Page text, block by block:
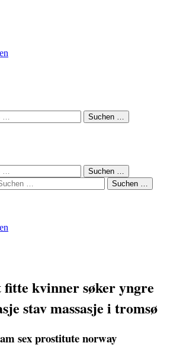
Suchen …
Suchen …
Suchen …
kvinner søker yngre
stav massasje i tromsø
sex prostitute norway